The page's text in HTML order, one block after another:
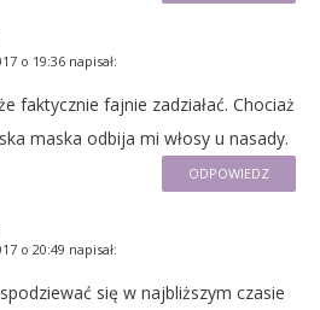
o 19:36 napisał:
faktycznie fajnie zadziałać. Chociaż
maska odbija mi włosy u nasady.
ODPOWIEDZ
o 20:49 napisał:
się w najbliższym czasie